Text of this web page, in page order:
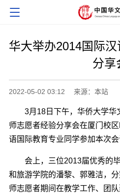
华大举办2014国际
分享
2022-05-02 03:12 来源：本站
3月18日下午，华侨大学华
师志愿者经验分享会在厦门校
语国际教育专业同学参加本次会
会上，三位2013届优秀的
和旅游学院的潘黎、郭雅洁，
师志愿者期间在教学工作、团